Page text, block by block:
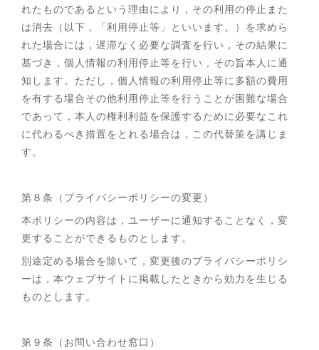
れたものであるという理由により，その利用の停止また
は消去（以下，「利用停止等」といいます。）を求めら
れた場合には，遅滞なく必要な調査を行い，その結果に
基づき，個人情報の利用停止等を行い，その旨本人に通
知します。ただし，個人情報の利用停止等に多額の費用
を有する場合その他利用停止等を行うことが困難な場合
であって，本人の権利利益を保護するために必要なこれ
に代わるべき措置をとれる場合は，この代替策を講じま
す。
第８条（プライバシーポリシーの変更）
本ポリシーの内容は，ユーザーに通知することなく，変
更することができるものとします。
別途定める場合を除いて，変更後のプライバシーポリシ
ーは，本ウェブサイトに掲載したときから効力を生じる
ものとします。
第９条（お問い合わせ窓口）